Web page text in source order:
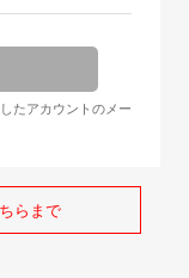
たアカウントのメー
らまで